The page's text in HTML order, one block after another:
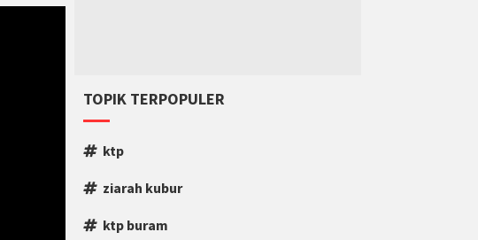
TOPIK TERPOPULER
ktp
ziarah kubur
ktp buram